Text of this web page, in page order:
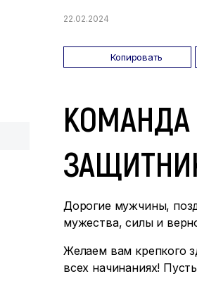
22.02.2024
Копировать
Дорогие мужчины,
мужества, силы и
Желаем вам крепкого
всех начинаниях!